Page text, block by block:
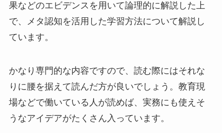
果などのエビデンスを用いて論理的に解説した上
で、メタ認知を活用した学習方法について解説し
ています。
かなり専門的な内容ですので、読む際にはそれな
りに腰を据えて読んだ方が良いでしょう。教育現
場などで働いている人が読めば、実務にも使えそ
うなアイデアがたくさん入っています。